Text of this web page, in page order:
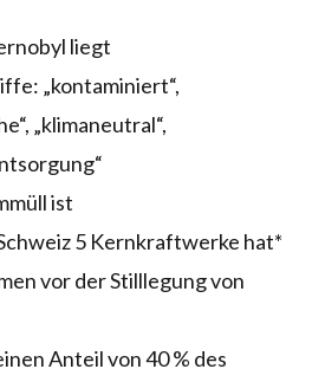
liegt
„kontaminiert“,
„klimaneutral“,
ist
5 Kernkraftwerke hat*
vor der Stilllegung von
Anteil von 40 % des